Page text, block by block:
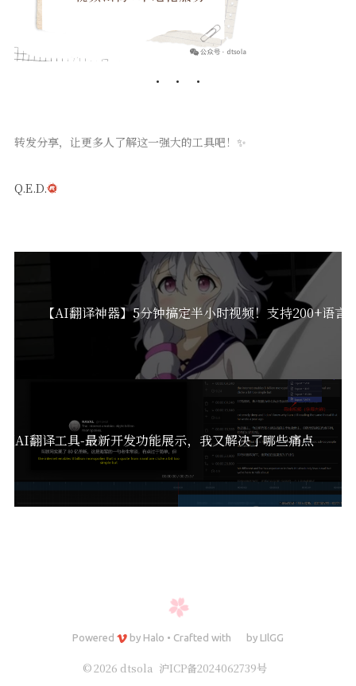
转发分享，让更多人了解这一强大的工具吧！✨
Q.E.D.
【AI翻译神器】5分钟搞定半小时视频！支持200+语
AI翻译工具-最新开发功能展示，我又解决了哪些痛点
Powered by Halo • Crafted with by LIlGG
© 2026 dtsola 沪ICP备2024062739号